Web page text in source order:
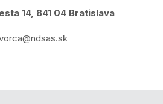
14, 841 04 Bratislava